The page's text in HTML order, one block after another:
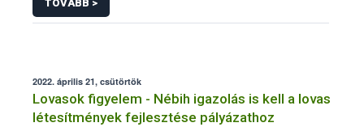
TOVÁBB >
2022. április 21, csütörtök
Lovasok figyelem - Nébih igazolás is kell a lovas
létesítmények fejlesztése pályázathoz